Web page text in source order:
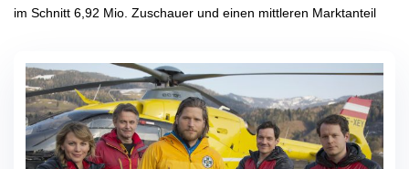
im Schnitt 6,92 Mio. Zuschauer und einen mittleren Marktanteil